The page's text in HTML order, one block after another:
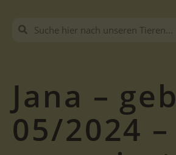
Jana –
05/2024 –